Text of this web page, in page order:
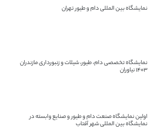
نمایشگاه بین المللی دام و طیور تهران
نمایشگاه تخصصی دام، طیور، شیلات و زنبورداری مازندران
1403 نیاوران
اولین نمایشگاه صنعت دام و طیور و صنایع وابسته در
نمایشگاه بین المللی شهر آفتاب